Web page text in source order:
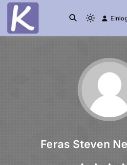
die Community
Feras Steven